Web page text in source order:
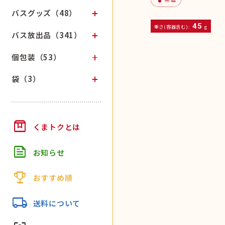
バスグッズ（48）
バス放出品（341）
個包装（53）
袋（3）
box くまトクとは
feed お知らせ
trophy おすすめ順
local_shipping 送料について
重さ(容器含む): 45 g